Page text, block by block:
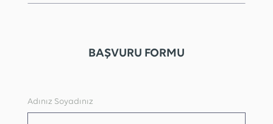
BAŞVURU FORMU
Adınız Soyadınız